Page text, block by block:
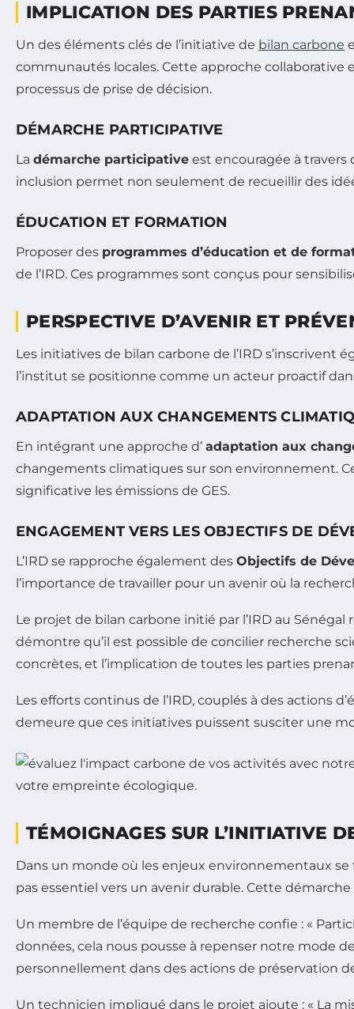
IMPLICATION DES PARTIES
Un des éléments clés de l’initiative de bilan carbone
communautés locales. Cette approche collaborative
processus de prise de décision.
DÉMARCHE PARTICIPATIVE
La démarche participative est encouragée à travers
inclusion permet non seulement de recueillir des
ÉDUCATION ET FORMATION
Proposer des programmes d’éducation et de
de l’IRD. Ces programmes sont conçus pour
PERSPECTIVE D’AVENIR ET
Les initiatives de bilan carbone de l’IRD
l’institut se positionne comme un acteur proactif
ADAPTATION AUX CHANGEMENTS
En intégrant une approche d’ adaptation aux
changements climatiques sur son environnement.
significative les émissions de GES.
ENGAGEMENT VERS LES OBJECTIFS DE
L’IRD se rapproche également des Objectifs de
l’importance de travailler pour un avenir où la
Le projet de bilan carbone initié par l’IRD au
démontre qu’il est possible de concilier recherche
concrètes, et l’implication de toutes les parties
Les efforts continus de l’IRD, couplés à des actions
demeure que ces initiatives puissent susciter une
TÉMOIGNAGES SUR L’INITIATIVE
Dans un monde où les enjeux environnementaux
pas essentiel vers un avenir durable. Cette
Un membre de l’équipe de recherche confie : «
données, cela nous pousse à repenser notre mode
personnellement dans des actions de préservation
Un technicien impliqué dans le projet ajoute : « La